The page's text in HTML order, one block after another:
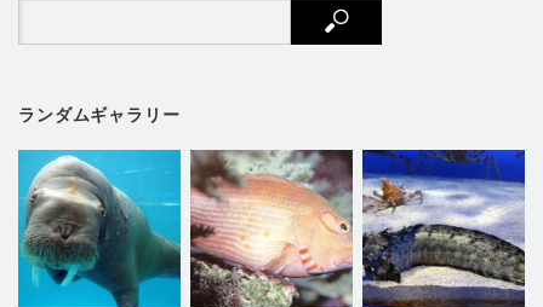
ランダムギャラリー